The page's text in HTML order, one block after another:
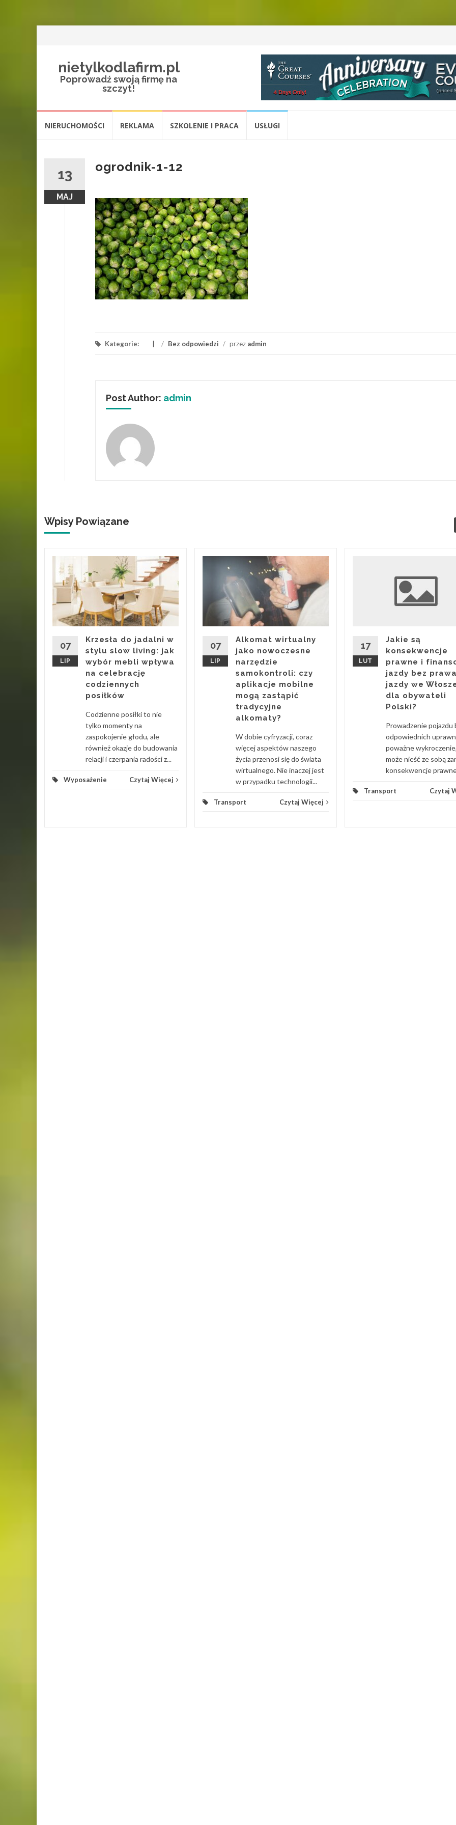
nietylkodlafirm.pl
Poprowadź swoją firmę na
szczyt!
NIERUCHOMOŚCI REKLAMA SZKOLENIE I PRACA USŁUGI
13
MAJ
ogrodnik-1-12
Kategorie: / Bez odpowiedzi / przez admin
Post Author: admin
Wpisy Powiązane
07
LIP
Krzesła do jadalni w
stylu slow living: jak
wybór mebli wpływa
na celebrację
codziennych
posiłków
Codzienne posiłki to nie
tylko momenty na
zaspokojenie głodu, ale
również okazje do budowania
relacji i czerpania radości z...
Wyposażenie Czytaj Więcej
07
LIP
Alkomat wirtualny
jako nowoczesne
narzędzie
samokontroli: czy
aplikacje mobilne
mogą zastąpić
tradycyjne
alkomaty?
W dobie cyfryzacji, coraz
więcej aspektów naszego
życia przenosi się do świata
wirtualnego. Nie inaczej jest
w przypadku technologii...
Transport Czytaj Więcej
17
LUT
Jakie są
konsekwencje
prawne i
jazdy bez prawa
jazdy we
dla obywateli
Polski?
Prowadzenie pojazdu
odpowiednich
poważne
może nieść ze sobą
konsekwencje
Transport Czytaj